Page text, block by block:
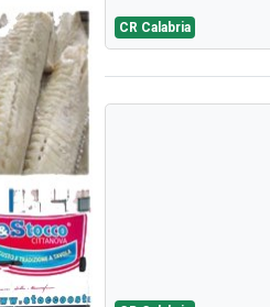
CR Calabria